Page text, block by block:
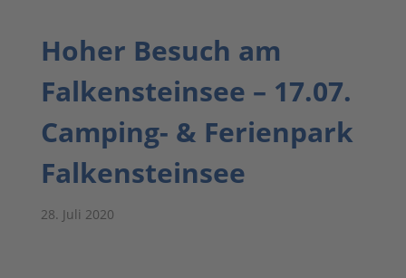
Hoher Besuch am
Falkensteinsee – 17.07.
Camping- & Ferienpark
Falkensteinsee
28. Juli 2020